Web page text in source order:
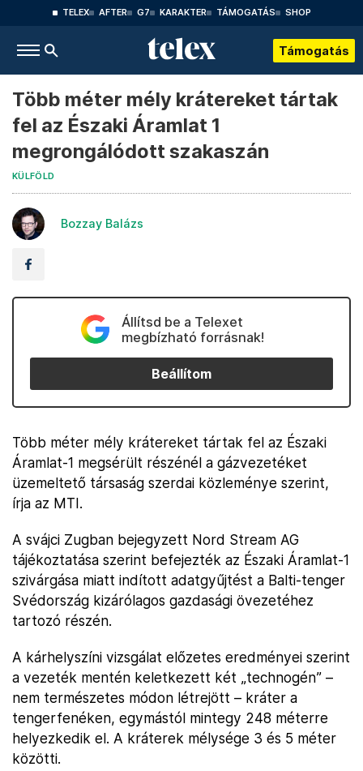
TELEX AFTER G7 KARAKTER TÁMOGATÁS SHOP
Támogatás
Több méter mély krátereket tártak
fel az Északi Áramlat 1
megrongálódott szakaszán
KÜLFÖLD
Bozzay Balázs
Állítsd be a Telexet
megbízható forrásnak!
Beállítom
Több méter mély krátereket tártak fel az Északi
Áramlat-1 megsérült részénél a gázvezetéket
üzemeltető társaság szerdai közleménye szerint,
írja az MTI.
A svájci Zugban bejegyzett Nord Stream AG
tájékoztatása szerint befejezték az Északi Áramlat-1
szivárgása miatt indított adatgyűjtést a Balti-tenger
Svédország kizárólagos gazdasági övezetéhez
tartozó részén.
A kárhelyszíni vizsgálat előzetes eredményei szerint
a vezeték mentén keletkezett két „technogén” –
nem természetes módon létrejött – kráter a
tengerfenéken, egymástól mintegy 248 méterre
helyezkedik el. A kráterek mélysége 3 és 5 méter
közötti.